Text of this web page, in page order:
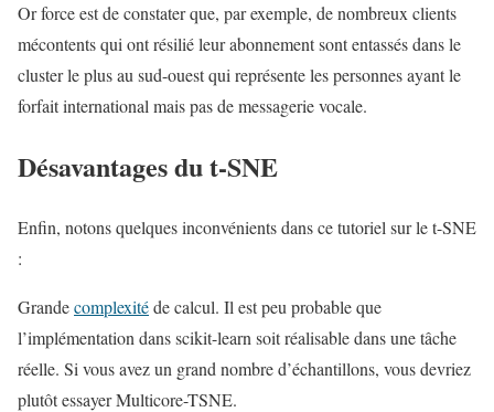
Or force est de constater que, par exemple, de nombreux clients
mécontents qui ont résilié leur abonnement sont entassés dans le
cluster le plus au sud-ouest qui représente les personnes ayant le
forfait international mais pas de messagerie vocale.
Désavantages du t-SNE
Enfin, notons quelques inconvénients dans ce tutoriel sur le t-SNE
:
Grandecomplexitéde calcul. Il est peu probable que
l’implémentation dans scikit-learn soit réalisable dans une tâche
réelle. Si vous avez un grand nombre d’échantillons, vous devriez
plutôt essayer Multicore-TSNE.